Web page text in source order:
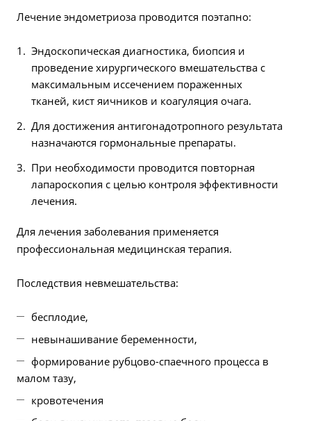
Лечение эндометриоза проводится поэтапно:
Эндоскопическая диагностика, биопсия и
проведение хирургического вмешательства с
максимальным иссечением пораженных
тканей, кист яичников и коагуляция очага.
Для достижения антигонадотропного результата
назначаются гормональные препараты.
При необходимости проводится повторная
лапароскопия с целью контроля эффективности
лечения.
Для лечения заболевания применяется
профессиональная медицинская терапия.
Последствия невмешательства:
бесплодие,
невынашивание беременности,
формирование рубцово-спаечного процесса в
малом тазу,
кровотечения